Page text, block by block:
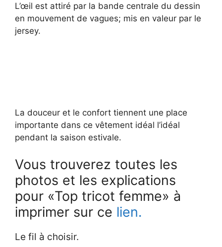
L’œil est attiré par la bande centrale du dessin
en mouvement de vagues; mis en valeur par le
jersey.
La douceur et le confort tiennent une place
importante dans ce vêtement idéal l’idéal
pendant la saison estivale.
Vous trouverez toutes les
photos et les explications
pour «Top tricot femme» à
imprimer sur ce lien.
Le fil à choisir.